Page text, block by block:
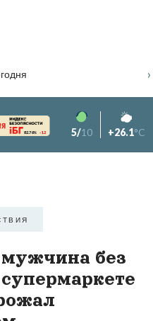
›
82.76% -1.2 5/10 +26.1°C
без